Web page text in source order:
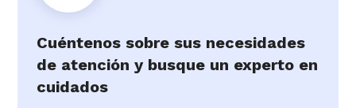
Cuéntenos sobre sus necesidades
de atención y busque un experto en
cuidados